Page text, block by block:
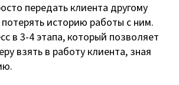
передать клиента другому
историю работы с ним.
в 3-4 этапа, который позволяет
взять в работу клиента, зная